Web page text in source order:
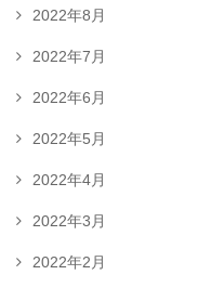
2022年8月
2022年7月
2022年6月
2022年5月
2022年4月
2022年3月
2022年2月